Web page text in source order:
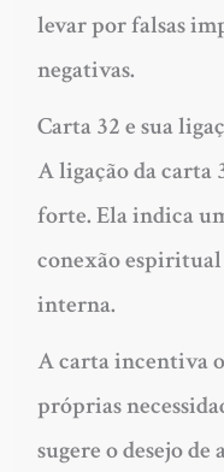
levar por falsas
negativas.
Carta 32 e sua
A ligação da carta
forte. Ela indica
conexão
interna.
A carta incentiva
próprias
sugere o desejo